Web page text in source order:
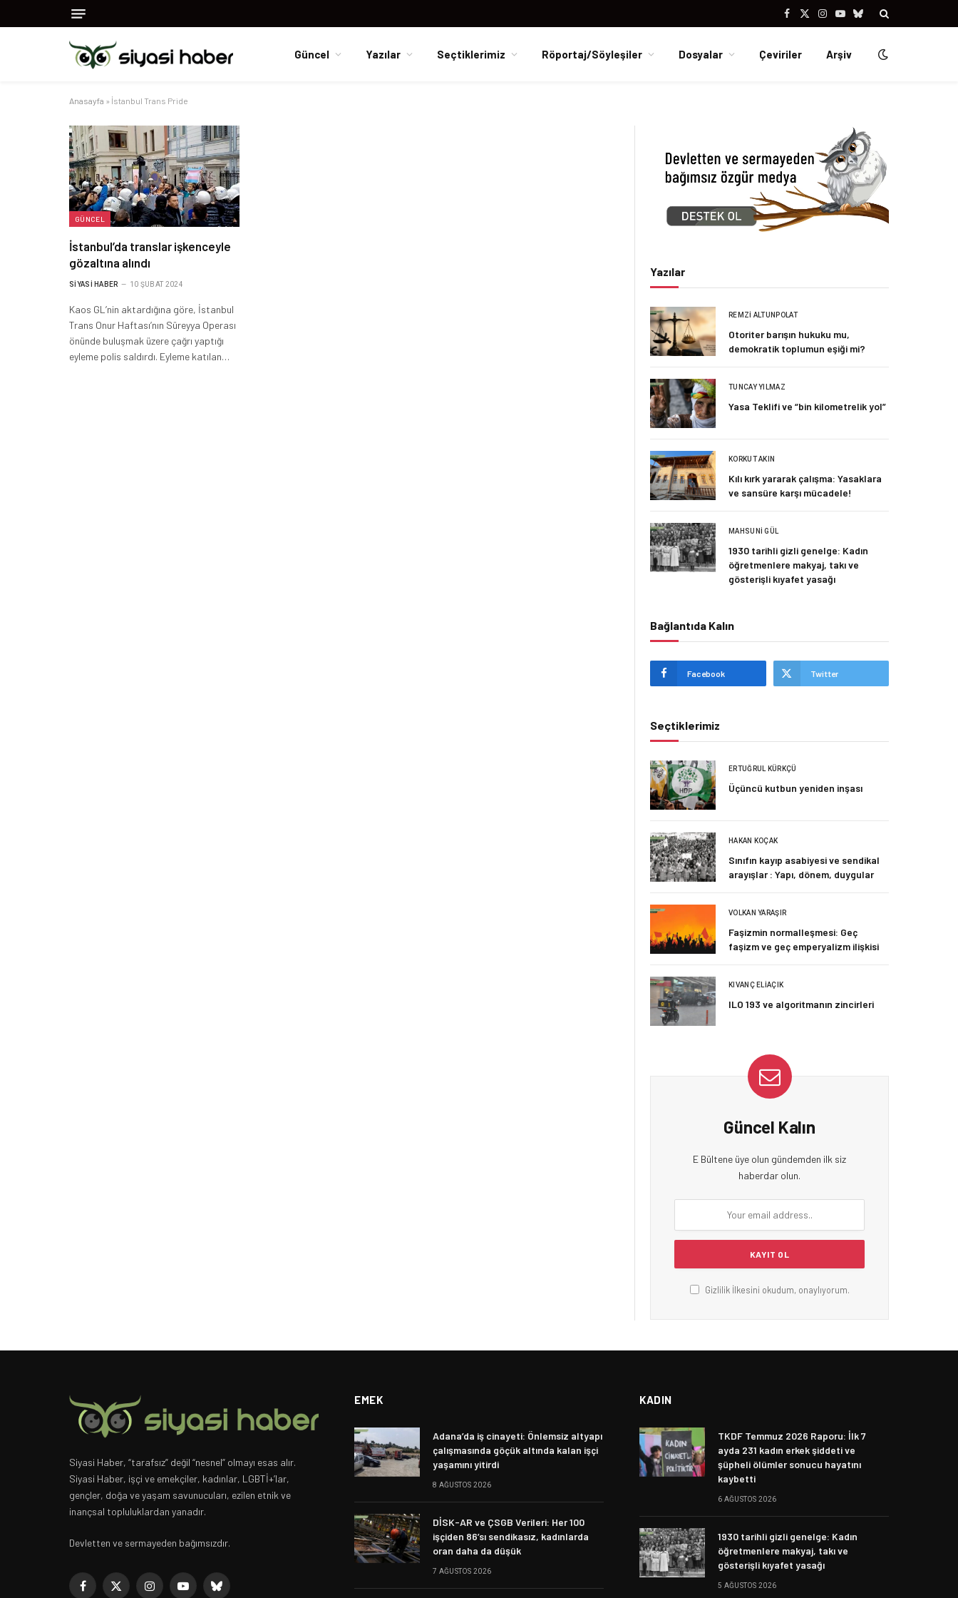
Facebook
X
Instagram
YouTubeBluesky
Güncel Yazılar Seçtiklerimiz Röportaj/Söyleşiler Dosyalar Çeviriler Arşiv
Anasayfa » İstanbul Trans Pride
GÜNCEL
İstanbul’da translar işkenceyle
gözaltına alındı
SIYASI HABER 10 ŞUBAT 2024
Kaos GL’nin aktardığına göre, İstanbul
Trans Onur Haftası’nın Süreyya Operası
önünde buluşmak üzere çağrı yaptığı
eyleme polis saldırdı. Eyleme katılan…
Yazılar
REMZI ALTUNPOLAT
Otoriter barışın hukuku mu,
demokratik toplumun eşiği mi?
TUNCAY YILMAZ
Yasa Teklifi ve “bin kilometrelik yol”
KORKUT AKIN
Kılı kırk yararak çalışma: Yasaklara
ve sansüre karşı mücadele!
MAHSUNI GÜL
1930 tarihli gizli genelge: Kadın
öğretmenlere makyaj, takı ve
gösterişli kıyafet yasağı
Bağlantıda Kalın
Facebook Twitter
Seçtiklerimiz
ERTUĞRUL KÜRKÇÜ
Üçüncü kutbun yeniden inşası
HAKAN KOÇAK
Sınıfın kayıp asabiyesi ve sendikal
arayışlar : Yapı, dönem, duygular
VOLKAN YARAŞIR
Faşizmin normalleşmesi: Geç
faşizm ve geç emperyalizm ilişkisi
KIVANÇ ELIAÇIK
ILO 193 ve algoritmanın zincirleri
Güncel Kalın
E Bültene üye olun gündemden ilk siz
haberdar olun.
Gizlilik İlkesini okudum, onaylıyorum.
Siyasi Haber, “tarafsız” değil “nesnel” olmayı esas alır.
Siyasi Haber, işçi ve emekçiler, kadınlar, LGBTİ+’lar,
gençler, doğa ve yaşam savunucuları, ezilen etnik ve
inançsal topluluklardan yanadır.
Devletten ve sermayeden bağımsızdır.
Facebook
X InstagramYouTubeBluesky
EMEK
Adana’da iş cinayeti: Önlemsiz altyapı
çalışmasında göçük altında kalan işçi
yaşamını yitirdi
8 AĞUSTOS 2026
DİSK-AR ve ÇSGB Verileri: Her 100
işçiden 86’sı sendikasız, kadınlarda
oran daha da düşük
7 AĞUSTOS 2026
KADIN
TKDF Temmuz 2026 Raporu: İlk 7
ayda 231 kadın erkek şiddeti ve
şüpheli ölümler sonucu hayatını
kaybetti
6 AĞUSTOS 2026
1930 tarihli gizli genelge: Kadın
öğretmenlere makyaj, takı ve
gösterişli kıyafet yasağı
5 AĞUSTOS 2026